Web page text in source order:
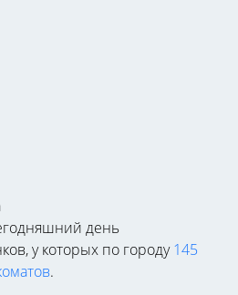
день
у которых по городу145
.